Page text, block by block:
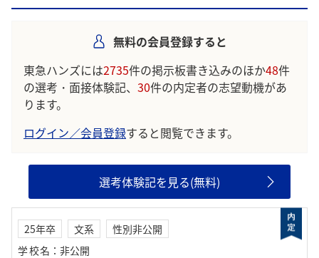
無料の会員登録すると
東急ハンズには2735件の掲示板書き込みのほか48件
の選考・面接体験記、 30件の内定者の志望動機があ
ります。
ログイン／会員登録すると閲覧できます。
選考体験記を見る(無料)
25年卒 文系
性別非公開
学校名 ： 非公開